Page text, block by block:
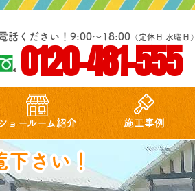
話ください！9:00～18:00 （定休日 水曜日）
0120-481-555
ョールーム紹介 施工事例
さい！